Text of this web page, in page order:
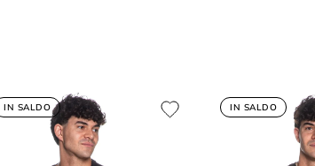
IN SALDO IN SALDO